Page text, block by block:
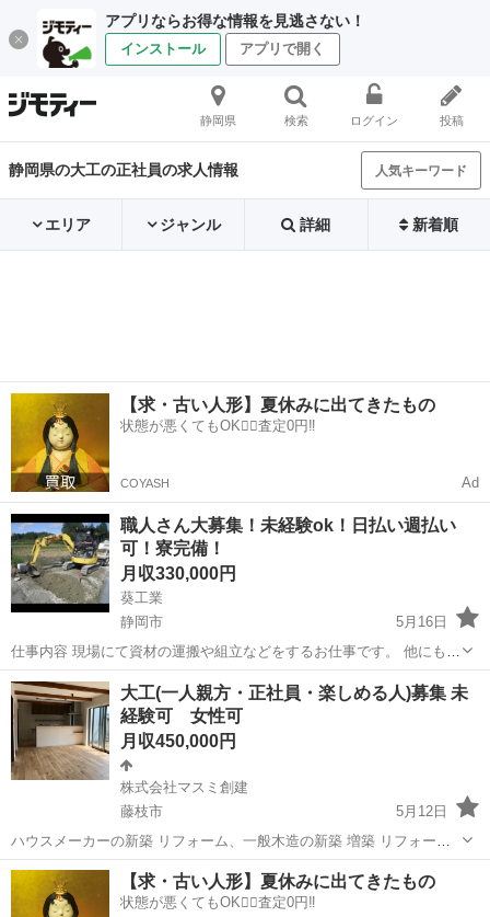
アプリならお得な情報を見逃さない！
インストール アプリで開く
静岡県 検索 ログイン 投稿
静岡県の大工の正社員の求人情報 人気キーワード
エリア ジャンル 詳細 新着順
【求・古い人形】夏休みに出てきたもの
状態が悪くてもOK🙆‍♀️査定0円‼️
COYASH Ad
職人さん大募集！未経験ok！日払い週払い
可！寮完備！
月収330,000円
葵工業
静岡市
5月16日
仕事内容 現場にて資材の運搬や組立などをするお仕事です。 他にも
色々ありますが、現場をまとめる職長さんの指示に従って作業をして
頂きます！ 未経験者でも働きながら資格取得も可能なので、将来自分
でやるスキルアップにもつながりま...
静岡 静岡市 大工 未経験
大工(一人親方・正社員・楽しめる人)募集 未
経験可 女性可
月収450,000円
株式会社マスミ創建
藤枝市
5月12日
ハウスメーカーの新築 リフォーム、一般木造の新築 増築 リフォーム
耐震工事 マンションリフォーム 店舗 などやっています。 仕事量がか
なりあり人員不足のため募集いたします。 今は従業員が1人ですけど
右腕として頑張ってくれ...
静岡 藤枝市 大工 一人親方
【求・古い人形】夏休みに出てきたもの
状態が悪くてもOK🙆‍♀️査定0円‼️